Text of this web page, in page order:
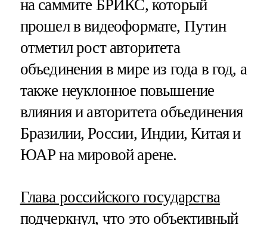
на саммите БРИКС, который
прошел в видеоформате, Путин
отметил рост авторитета
объединения в мире из года в год, а
также неуклонное повышение
влияния и авторитета объединения
Бразилии, России, Индии, Китая и
ЮАР на мировой арене.
Глава российского государства
подчеркнул, что это объективный